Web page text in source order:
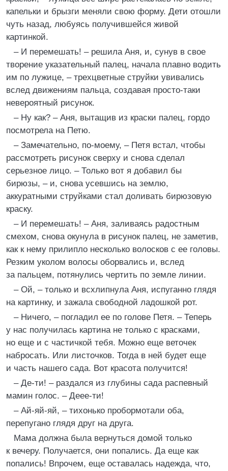
капельки и брызги меняли свою форму. Дети отошли
чуть назад, любуясь получившейся живой
картинкой.
– И перемешать! – решила Аня, и, сунув в свое
творение указательный палец, начала плавно водить
им по лужице, – трехцветные струйки увивались
вслед движениям пальца, создавая просто-таки
невероятный рисунок.
– Ну как? – Аня, вытащив из краски палец, гордо
посмотрела на Петю.
– Замечательно, по-моему, – Петя встал, чтобы
рассмотреть рисунок сверху и снова сделал
серьезное лицо. – Только вот я добавил бы
бирюзы, – и, снова усевшись на землю,
аккуратными струйками стал доливать бирюзовую
краску.
– И перемешать! – Аня, заливаясь радостным
смехом, снова окунула в рисунок палец, не заметив,
как к нему прилипло несколько волосков с ее головы.
Резким уколом волосы оборвались и, вслед
за пальцем, потянулись чертить по земле линии.
– Ой, – только и всхлипнула Аня, испуганно глядя
на картинку, и зажала свободной ладошкой рот.
– Ничего, – погладил ее по голове Петя. – Теперь
у нас получилась картина не только с красками,
но еще и с частичкой тебя. Можно еще веточек
набросать. Или листочков. Тогда в ней будет еще
и часть нашего сада. Вот красота получится!
– Де-ти! – раздался из глубины сада распевный
мамин голос. – Деее-ти!
– Ай-яй-яй, – тихонько пробормотали оба,
перепугано глядя друг на друга.
Мама должна была вернуться домой только
к вечеру. Получается, они попались. Да еще как
попались! Впрочем, еще оставалась надежда, что,